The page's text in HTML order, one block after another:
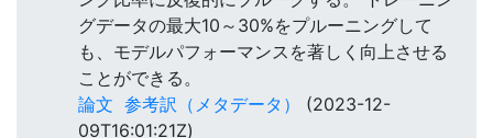
グデータの最大10～30%をプルーニングして
も、モデルパフォーマンスを著しく向上させる
ことができる。
論文 参考訳（メタデータ）
(2023-12-
09T16:01:21Z)